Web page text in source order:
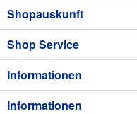
Shopauskunft
Shop Service
Informationen
Informationen